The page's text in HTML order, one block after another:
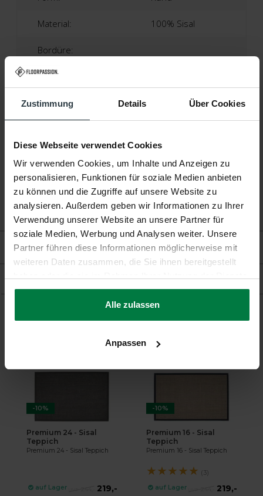
Zustimmung Details Über Cookies
Diese Webseite verwendet Cookies
Wir verwenden Cookies, um Inhalte und Anzeigen zu
personalisieren, Funktionen für soziale Medien anbieten
zu können und die Zugriffe auf unsere Website zu
analysieren. Außerdem geben wir Informationen zu Ihrer
Verwendung unserer Website an unsere Partner für
soziale Medien, Werbung und Analysen weiter. Unsere
Partner führen diese Informationen möglicherweise mit
weiteren Daten zusammen, die Sie ihnen bereitgestellt
gesammelt haben.
Alle zulassen
Anpassen
Bewertungen
Produkt
Material: 100% Sisal
Bordüre:
Baumwolle | Ca. 5 Zentimeter
Höhe: Ca. 0,5 Zentimeter
Garantie: 2 Jahre
Fußbodenheizung: Geeignet
-10%
Premium 24 - Sisal
Teppich
Premium 24 - Sisal Teppich
auf Lager 219,-
-10%
Premium 16 - Sisal
Teppich
Premium 16 - Sisal Teppich
★★★★★ (3)
auf Lager 219,-